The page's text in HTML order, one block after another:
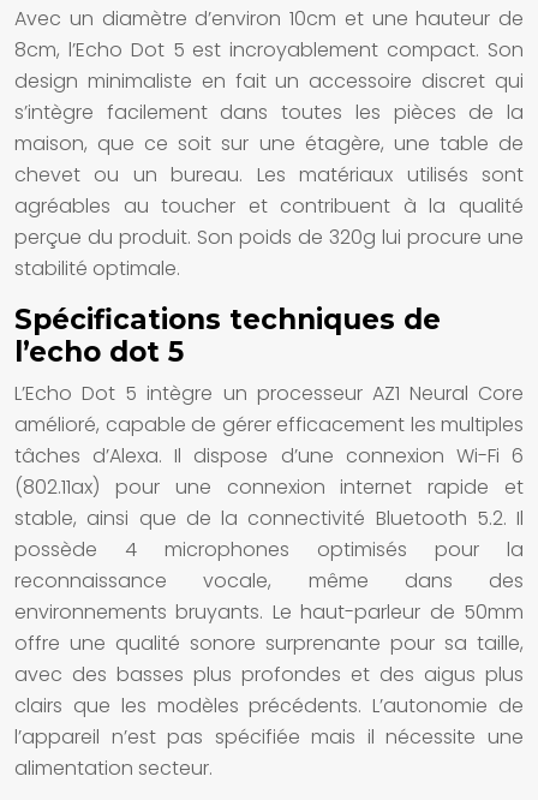
Avec un diamètre d’environ 10cm et une hauteur de
8cm, l’Echo Dot 5 est incroyablement compact. Son
design minimaliste en fait un accessoire discret qui
s’intègre facilement dans toutes les pièces de la
maison, que ce soit sur une étagère, une table de
chevet ou un bureau. Les matériaux utilisés sont
agréables au toucher et contribuent à la qualité
perçue du produit. Son poids de 320g lui procure une
stabilité optimale.
Spécifications techniques de
l’echo dot 5
L’Echo Dot 5 intègre un processeur AZ1 Neural Core
amélioré, capable de gérer efficacement les multiples
tâches d’Alexa. Il dispose d’une connexion Wi-Fi 6
(802.11ax) pour une connexion internet rapide et
stable, ainsi que de la connectivité Bluetooth 5.2. Il
possède 4 microphones optimisés pour la
reconnaissance vocale, même dans des
environnements bruyants. Le haut-parleur de 50mm
offre une qualité sonore surprenante pour sa taille,
avec des basses plus profondes et des aigus plus
clairs que les modèles précédents. L’autonomie de
l’appareil n’est pas spécifiée mais il nécessite une
alimentation secteur.